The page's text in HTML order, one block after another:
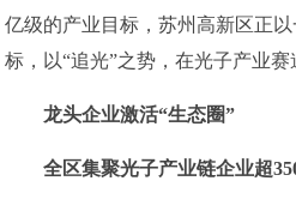
亿级的产业目标，苏州高新区正
标，以“追光”之势，在光子产业赛
龙头企业激活“生态圈”
全区集聚光子产业链企业超